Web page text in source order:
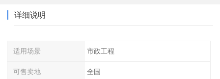
详细说明
适用场景 市政工程
可售卖地 全国